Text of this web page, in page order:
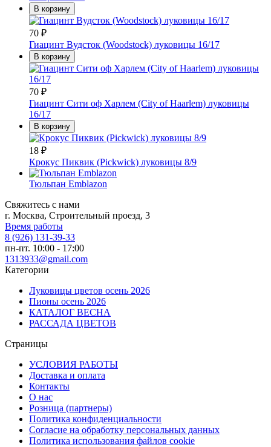
В корзину
70 ₽
Гиацинт Вудсток (Woodstock) луковицы 16/17
В корзину
70 ₽
Гиацинт Сити оф Харлем (City of Haarlem) луковицы
16/17
В корзину
18 ₽
Крокус Пиквик (Pickwick) луковицы 8/9
Тюльпан Emblazon
Свяжитесь с нами
г. Москва, Строительный проезд, 3
Время работы
8 (926) 131-39-33
пн-пт. 10:00 - 17:00
1313933@gmail.com
Категории
Луковицы цветов осень 2026
Пионы осень 2026
КАТАЛОГ ВЕСНА
РАССАДА ЦВЕТОВ
Страницы
УСЛОВИЯ РАБОТЫ
Доставка и оплата
Контакты
О наc
Розница (партнеры)
Политика конфиденциальности
Согласие на обработку персональных данных
Политика использования файлов сookie